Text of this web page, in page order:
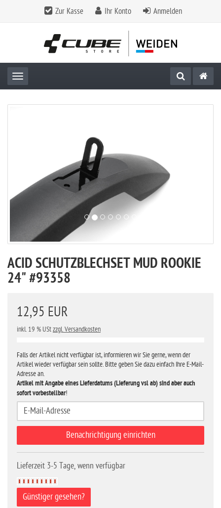
Zur Kasse Ihr Konto Anmelden
Toggle navigation
ACID SCHUTZBLECHSET MUD ROOKIE
24" #93358
12,95 EUR
inkl. 19 % UStzzgl. Versandkosten
Falls der Artikel nicht verfügbar ist, informieren wir Sie gerne, wenn der
Artikel wieder verfügbar sein sollte. Bitte geben Sie dazu einfach Ihre E-Mail-
Adresse an.
Artikel mit Angabe eines Lieferdatums (Lieferung vsl ab) sind aber auch
sofort vorbestellbar!
Benachrichtigung einrichten
Lieferzeit 3-5 Tage, wenn verfügbar
Günstiger gesehen?